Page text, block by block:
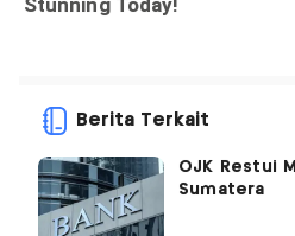
Berita Terkait
OJK Restui
Sumatera